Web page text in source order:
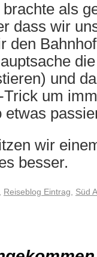
als
dass wir
den
und
um
etwas
wir
besser.
Reiseblog Eintrag
Süd